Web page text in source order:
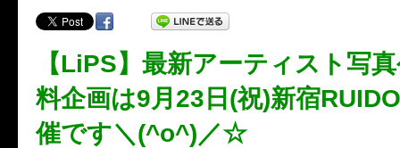
【LiPS】最新アーティスト写
料企画は9月23日(祝)新宿
催です＼(^o^)／☆